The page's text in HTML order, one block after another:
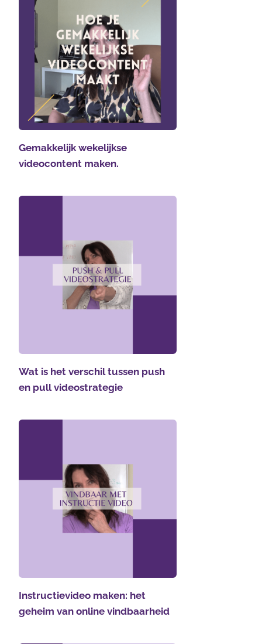
Gemakkelijk wekelijkse
videocontent maken.
Wat is het verschil tussen push
en pull videostrategie
Instructievideo maken: het
geheim van online vindbaarheid